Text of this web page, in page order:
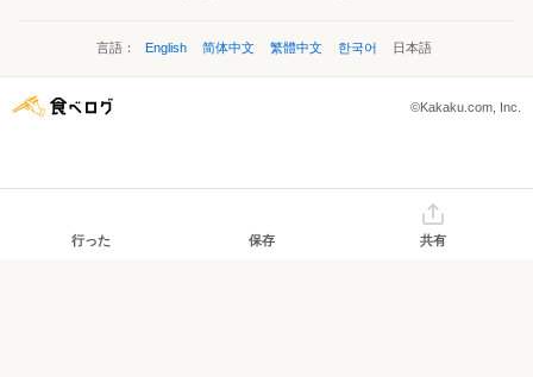
言語： English 简体中文 繁體中文 한국어 日本語
©Kakaku.com, Inc.
行った 保存 共有